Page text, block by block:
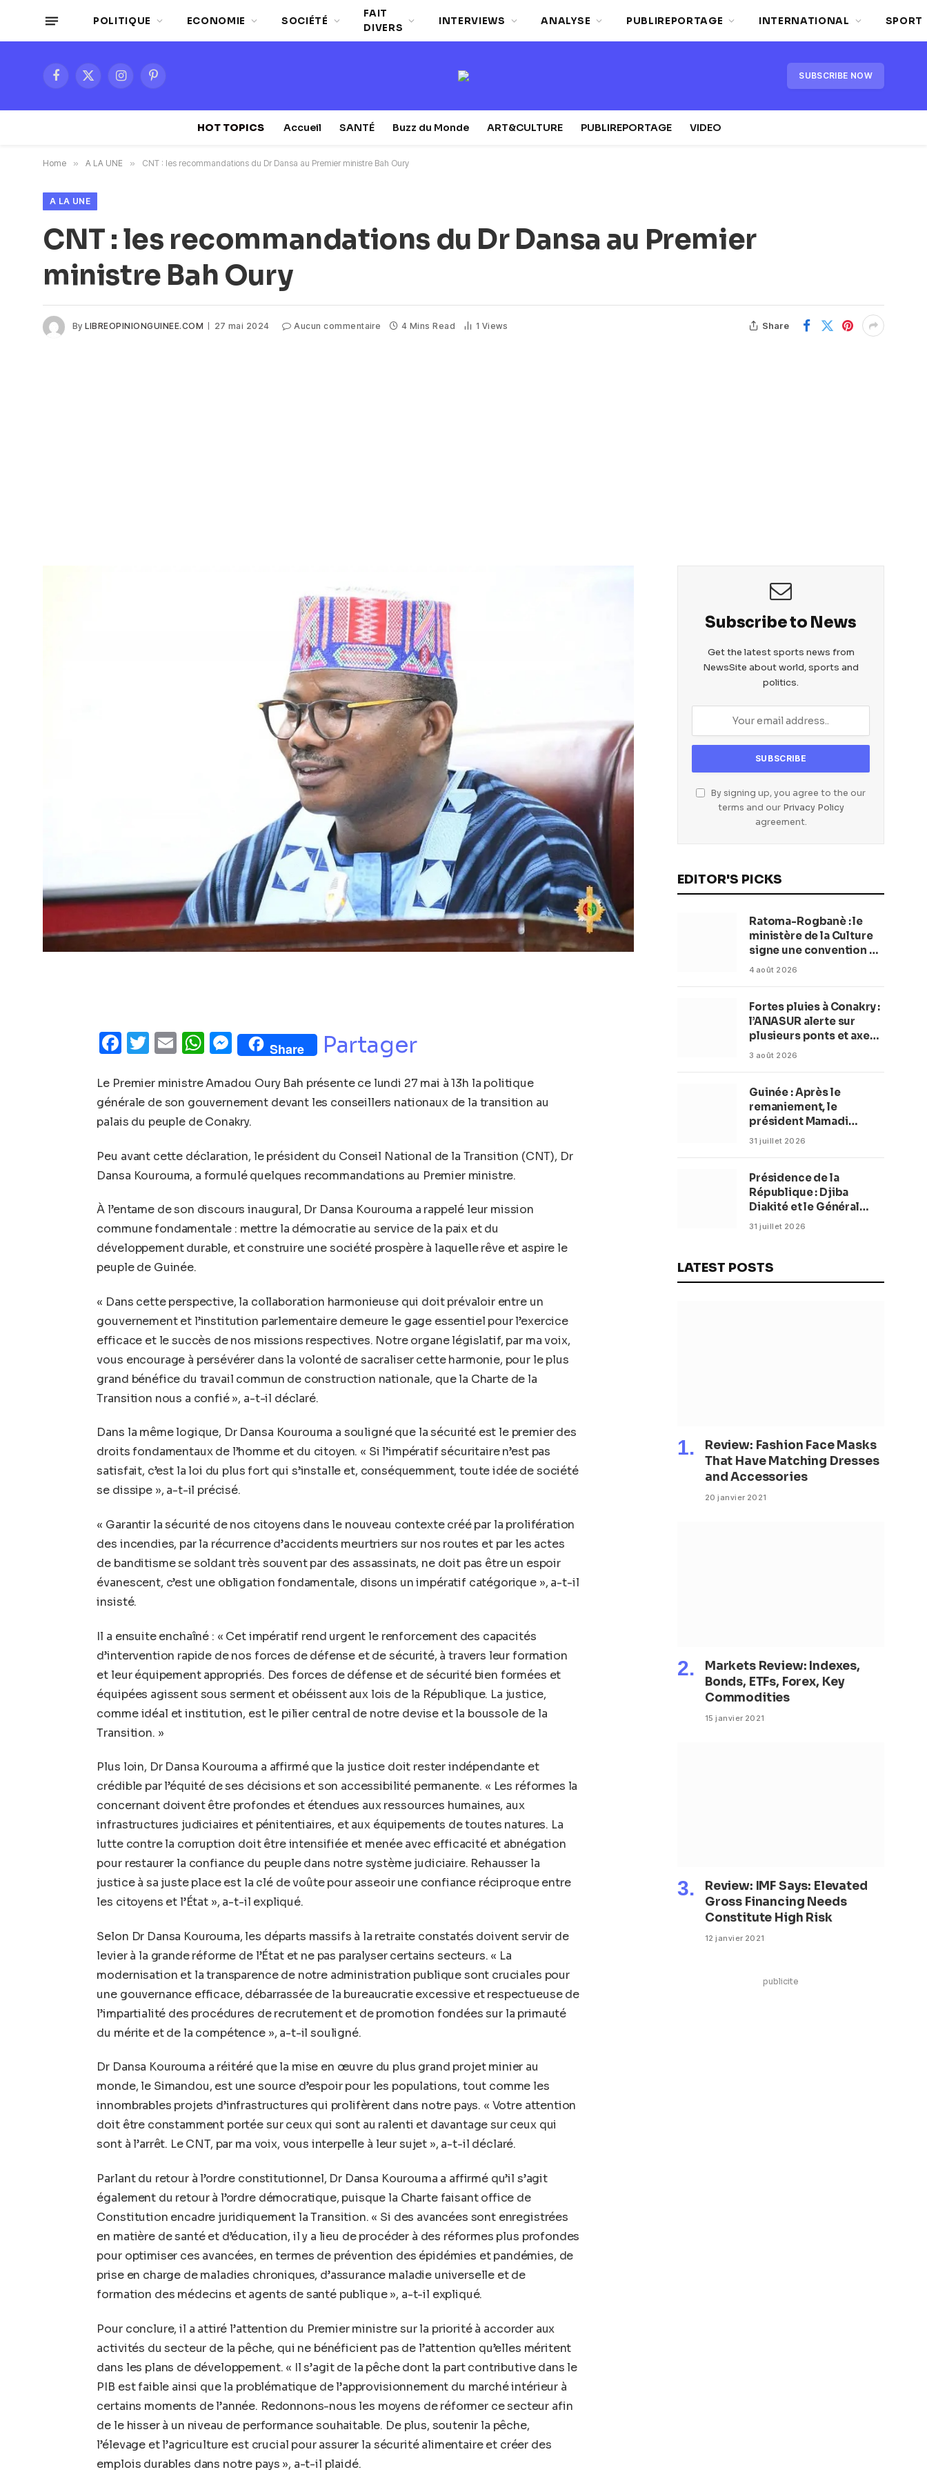
POLITIQUE ECONOMIE SOCIÉTÉ
FAIT
DIVERS
INTERVIEWS ANALYSE PUBLIREPORTAGE INTERNATIONAL SPORT
Facebook
X
InstagramPinterest SUBSCRIBE NOW
HOT TOPICS Accueil SANTÉ Buzz du Monde ART&CULTURE PUBLIREPORTAGE VIDEO
Home » A LA UNE » CNT : les recommandations du Dr Dansa au Premier ministre Bah Oury
A LA UNE
CNT : les recommandations du Dr Dansa au Premier
ministre Bah Oury
By LIBREOPINIONGUINEE.COM 27 mai 2024 Aucun commentaire 4 Mins Read 1 Views Share
Facebook
Twitter
EmailWhatsApp
Messenger
Share Partager
Le Premier ministre Amadou Oury Bah présente ce lundi 27 mai à 13h la politique
générale de son gouvernement devant les conseillers nationaux de la transition au
palais du peuple de Conakry.
Peu avant cette déclaration, le président du Conseil National de la Transition (CNT), Dr
Dansa Kourouma, a formulé quelques recommandations au Premier ministre.
À l’entame de son discours inaugural, Dr Dansa Kourouma a rappelé leur mission
commune fondamentale : mettre la démocratie au service de la paix et du
développement durable, et construire une société prospère à laquelle rêve et aspire le
peuple de Guinée.
« Dans cette perspective, la collaboration harmonieuse qui doit prévaloir entre un
gouvernement et l’institution parlementaire demeure le gage essentiel pour l’exercice
efficace et le succès de nos missions respectives. Notre organe législatif, par ma voix,
vous encourage à persévérer dans la volonté de sacraliser cette harmonie, pour le plus
grand bénéfice du travail commun de construction nationale, que la Charte de la
Transition nous a confié », a-t-il déclaré.
Dans la même logique, Dr Dansa Kourouma a souligné que la sécurité est le premier des
droits fondamentaux de l’homme et du citoyen. « Si l’impératif sécuritaire n’est pas
satisfait, c’est la loi du plus fort qui s’installe et, conséquemment, toute idée de société
se dissipe », a-t-il précisé.
« Garantir la sécurité de nos citoyens dans le nouveau contexte créé par la prolifération
des incendies, par la récurrence d’accidents meurtriers sur nos routes et par les actes
de banditisme se soldant très souvent par des assassinats, ne doit pas être un espoir
évanescent, c’est une obligation fondamentale, disons un impératif catégorique », a-t-il
insisté.
Il a ensuite enchaîné : « Cet impératif rend urgent le renforcement des capacités
d’intervention rapide de nos forces de défense et de sécurité, à travers leur formation
et leur équipement appropriés. Des forces de défense et de sécurité bien formées et
équipées agissent sous serment et obéissent aux lois de la République. La justice,
comme idéal et institution, est le pilier central de notre devise et la boussole de la
Transition. »
Plus loin, Dr Dansa Kourouma a affirmé que la justice doit rester indépendante et
crédible par l’équité de ses décisions et son accessibilité permanente. « Les réformes la
concernant doivent être profondes et étendues aux ressources humaines, aux
infrastructures judiciaires et pénitentiaires, et aux équipements de toutes natures. La
lutte contre la corruption doit être intensifiée et menée avec efficacité et abnégation
pour restaurer la confiance du peuple dans notre système judiciaire. Rehausser la
justice à sa juste place est la clé de voûte pour asseoir une confiance réciproque entre
les citoyens et l’État », a-t-il expliqué.
Selon Dr Dansa Kourouma, les départs massifs à la retraite constatés doivent servir de
levier à la grande réforme de l’État et ne pas paralyser certains secteurs. « La
modernisation et la transparence de notre administration publique sont cruciales pour
une gouvernance efficace, débarrassée de la bureaucratie excessive et respectueuse de
l’impartialité des procédures de recrutement et de promotion fondées sur la primauté
du mérite et de la compétence », a-t-il souligné.
Dr Dansa Kourouma a réitéré que la mise en œuvre du plus grand projet minier au
monde, le Simandou, est une source d’espoir pour les populations, tout comme les
innombrables projets d’infrastructures qui prolifèrent dans notre pays. « Votre attention
doit être constamment portée sur ceux qui sont au ralenti et davantage sur ceux qui
sont à l’arrêt. Le CNT, par ma voix, vous interpelle à leur sujet », a-t-il déclaré.
Parlant du retour à l’ordre constitutionnel, Dr Dansa Kourouma a affirmé qu’il s’agit
également du retour à l’ordre démocratique, puisque la Charte faisant office de
Constitution encadre juridiquement la Transition. « Si des avancées sont enregistrées
en matière de santé et d’éducation, il y a lieu de procéder à des réformes plus profondes
pour optimiser ces avancées, en termes de prévention des épidémies et pandémies, de
prise en charge de maladies chroniques, d’assurance maladie universelle et de
formation des médecins et agents de santé publique », a-t-il expliqué.
Pour conclure, il a attiré l’attention du Premier ministre sur la priorité à accorder aux
activités du secteur de la pêche, qui ne bénéficient pas de l’attention qu’elles méritent
dans les plans de développement. « Il s’agit de la pêche dont la part contributive dans le
PIB est faible ainsi que la problématique de l’approvisionnement du marché intérieur à
certains moments de l’année. Redonnons-nous les moyens de réformer ce secteur afin
de le hisser à un niveau de performance souhaitable. De plus, soutenir la pêche,
l’élevage et l’agriculture est crucial pour assurer la sécurité alimentaire et créer des
emplois durables dans notre pays », a-t-il plaidé.
Subscribe to News
Get the latest sports news from
NewsSite about world, sports and
politics.
By signing up, you agree to the our
terms and our Privacy Policy
agreement.
EDITOR'S PICKS
Ratoma-Rogbanè : le
ministère de la Culture
signe une convention de
42 millions de dollars
balnéaire
4 août 2026
Fortes pluies à Conakry :
l’ANASUR alerte sur
plusieurs ponts et axes
routiers
3 août 2026
Guinée : Après le
remaniement, le
président Mamadi
Doumbouya fixe les
31 juillet 2026
Présidence de la
République : Djiba
Diakité et le Général
Amara Camara
31 juillet 2026
LATEST POSTS
Review: Fashion Face Masks
That Have Matching Dresses
and Accessories
20 janvier 2021
Markets Review: Indexes,
Bonds, ETFs, Forex, Key
Commodities
15 janvier 2021
Review: IMF Says: Elevated
Gross Financing Needs
Constitute High Risk
12 janvier 2021
publicite